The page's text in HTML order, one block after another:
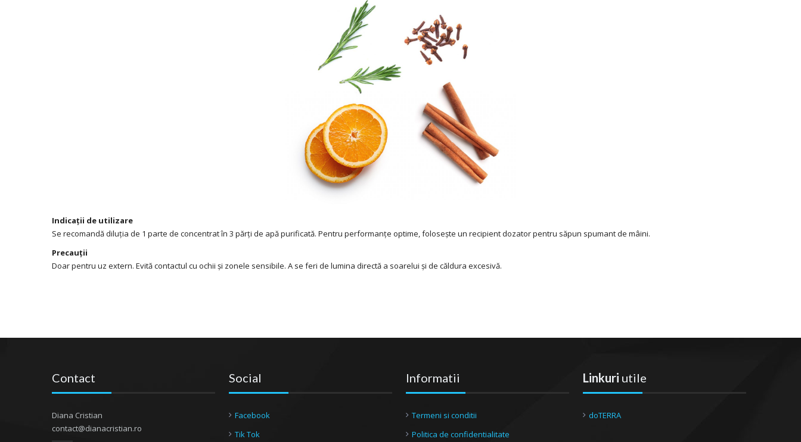
Indicații de utilizare
Se recomandă diluția de 1 parte de concentrat în 3 părți de apă purificată. Pentru performanțe optime, folosește un recipient dozator pentru săpun spumant de mâini.
Precauții
Doar pentru uz extern. Evită contactul cu ochii și zonele sensibile. A se feri de lumina directă a soarelui și de căldura excesivă.
Contact
Diana Cristian
contact@dianacristian.ro
Social
Facebook
Tik Tok
Informatii
Termeni si conditii
Politica de confidentialitate
Linkuri utile
doTERRA